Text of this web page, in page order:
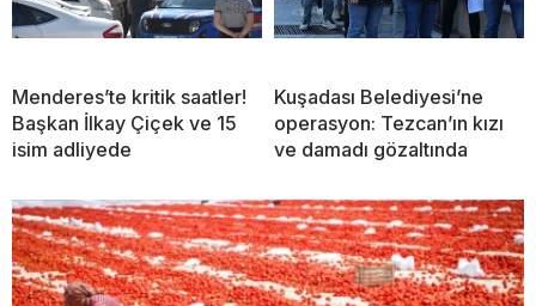
Menderes’te kritik saatler!
Başkan İlkay Çiçek ve 15
isim adliyede
Kuşadası Belediyesi’ne
operasyon: Tezcan’ın kızı
ve damadı gözaltında